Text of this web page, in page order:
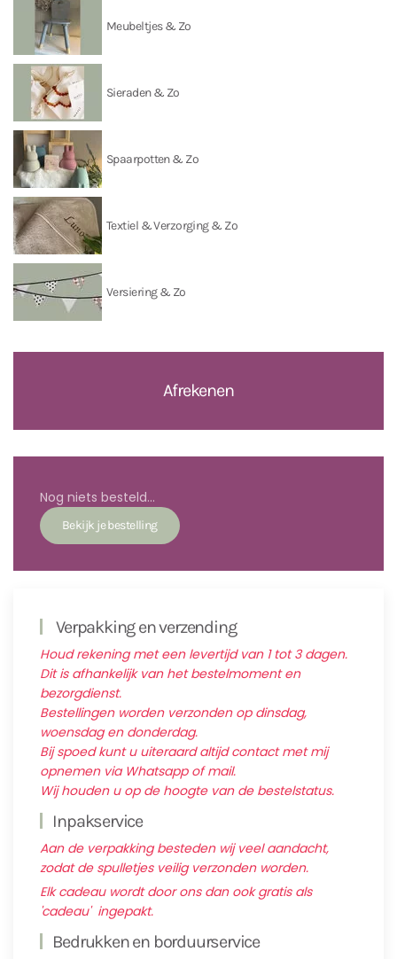
Meubeltjes & Zo
Sieraden & Zo
Spaarpotten & Zo
Textiel & Verzorging & Zo
Versiering & Zo
Afrekenen
Nog niets besteld...
Verpakking en verzending
Houd rekening met een levertijd van 1 tot 3 dagen.
Dit is afhankelijk van het bestelmoment en
bezorgdienst.
Bestellingen worden verzonden op dinsdag,
woensdag en donderdag.
Bij spoed kunt u uiteraard altijd contact met mij
opnemen via Whatsapp of mail.
Wij houden u op de hoogte van de bestelstatus.
Inpakservice
Aan de verpakking besteden wij veel aandacht,
zodat de spulletjes veilig verzonden worden.
Elk cadeau wordt door ons dan ook gratis als
'cadeau' ingepakt.
Bedrukken en borduurservice